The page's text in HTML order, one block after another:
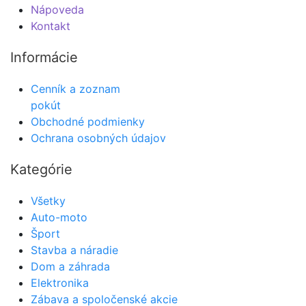
Nápoveda
Kontakt
Informácie
Cenník a zoznam
pokút
Obchodné podmienky
Ochrana osobných údajov
Kategórie
Všetky
Auto-moto
Šport
Stavba a náradie
Dom a záhrada
Elektronika
Zábava a spoločenské akcie